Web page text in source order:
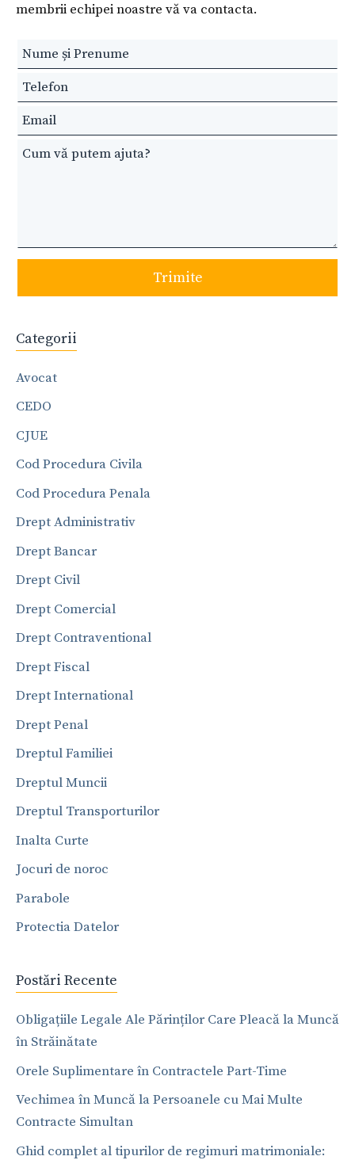
membrii echipei noastre vă va contacta.
Leave
this
field
blank
Trimite
Categorii
Avocat
CEDO
CJUE
Cod Procedura Civila
Cod Procedura Penala
Drept Administrativ
Drept Bancar
Drept Civil
Drept Comercial
Drept Contraventional
Drept Fiscal
Drept International
Drept Penal
Dreptul Familiei
Dreptul Muncii
Dreptul Transporturilor
Inalta Curte
Jocuri de noroc
Parabole
Protectia Datelor
Postări Recente
Obligațiile Legale Ale Părinților Care Pleacă la Muncă
în Străinătate
Orele Suplimentare în Contractele Part-Time
Vechimea în Muncă la Persoanele cu Mai Multe
Contracte Simultan
Ghid complet al tipurilor de regimuri matrimoniale: